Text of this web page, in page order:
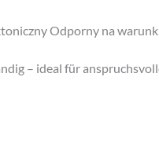
– ideal für